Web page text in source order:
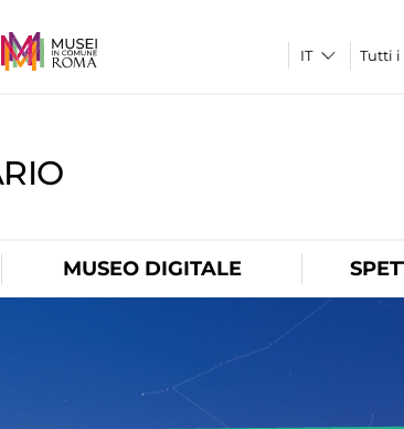
Tutti i
MUSEO DIGITALE